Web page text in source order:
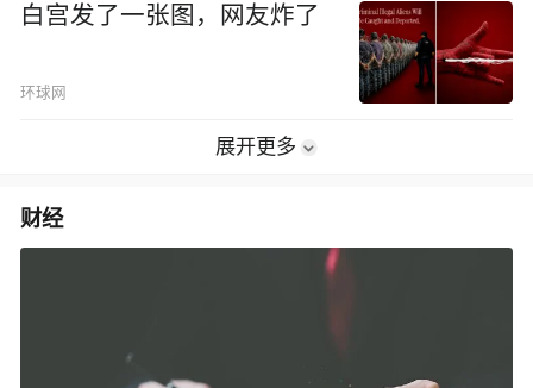
白宫发了一张图，网友炸了
环球网
展开更多
财经